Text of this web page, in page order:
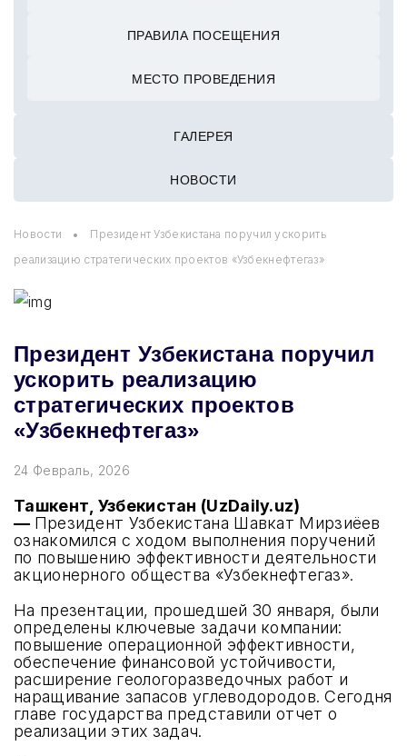
ПРАВИЛА ПОСЕЩЕНИЯ
МЕСТО ПРОВЕДЕНИЯ
ГАЛЕРЕЯ
НОВОСТИ
Новости
Президент Узбекистана поручил ускорить
реализацию стратегических проектов «Узбекнефтегаз»
Президент Узбекистана поручил
ускорить реализацию
стратегических проектов
«Узбекнефтегаз»
24 Февраль, 2026
Ташкент, Узбекистан (UzDaily.uz)
— Президент Узбекистана Шавкат Мирзиёев
ознакомился с ходом выполнения поручений
по повышению эффективности деятельности
акционерного общества «Узбекнефтегаз».
На презентации, прошедшей 30 января, были
определены ключевые задачи компании:
повышение операционной эффективности,
обеспечение финансовой устойчивости,
расширение геологоразведочных работ и
наращивание запасов углеводородов. Сегодня
главе государства представили отчет о
реализации этих задач.